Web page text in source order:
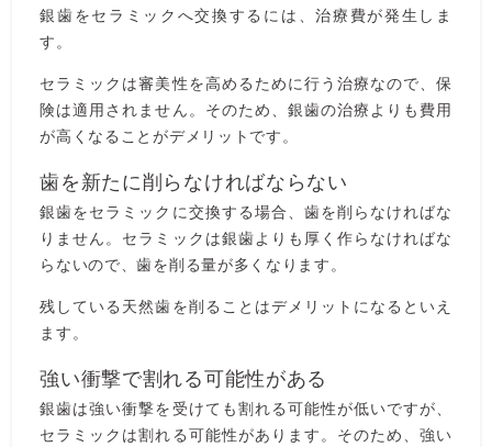
銀歯をセラミックへ交換するには、治療費が発生しま
す。
セラミックは審美性を高めるために行う治療なので、保
険は適用されません。そのため、銀歯の治療よりも費用
が高くなることがデメリットです。
歯を新たに削らなければならない
銀歯をセラミックに交換する場合、歯を削らなければな
りません。セラミックは銀歯よりも厚く作らなければな
らないので、歯を削る量が多くなります。
残している天然歯を削ることはデメリットになるといえ
ます。
強い衝撃で割れる可能性がある
銀歯は強い衝撃を受けても割れる可能性が低いですが、
セラミックは割れる可能性があります。そのため、強い